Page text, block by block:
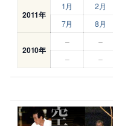
2011年
1月 2月
7月
8月
2010年
– –
–
–